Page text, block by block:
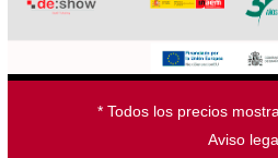
* Todos los precios
Aviso